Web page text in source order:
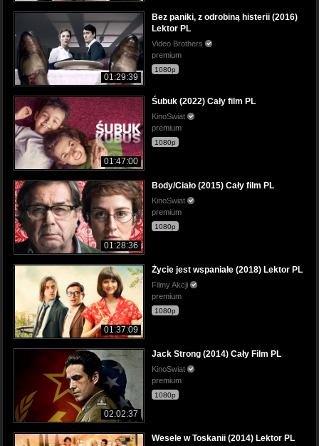
01:29:39
Bez paniki, z odrobiną histerii (2016)
Lektor PL
Video Brothers
premium
1080p
01:47:00
Śubuk (2022) Cały film PL
KinoSwiat
premium
1080p
01:28:36
Body/Ciało (2015) Cały film PL
KinoSwiat
premium
1080p
01:37:09
Życie jest wspaniałe (2018) Lektor PL
Filmy Akcji
premium
1080p
02:02:37
Jack Strong (2014) Cały Film PL
KinoSwiat
premium
1080p
Wesele w Toskanii (2014) Lektor PL